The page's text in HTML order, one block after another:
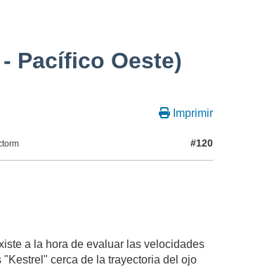
Pacífico Oeste)
Imprimir
#120
a la hora de evaluar las velocidades
cerca de la trayectoria del ojo